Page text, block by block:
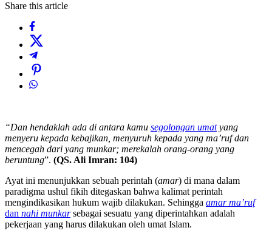
Share this article
“Dan hendaklah ada di antara kamu segolongan umatyang
menyeru kepada kebajikan, menyuruh kepada yang ma’ruf dan
mencegah dari yang munkar; merekalah orang-orang yang
beruntung”. (QS. Ali Imran: 104)
Ayat ini menunjukkan sebuah perintah (amar) di mana dalam
paradigma ushul fikih ditegaskan bahwa kalimat perintah
mengindikasikan hukum wajib dilakukan. Sehingga amar ma’ruf
dan nahi munkarsebagai sesuatu yang diperintahkan adalah
pekerjaan yang harus dilakukan oleh umat Islam.